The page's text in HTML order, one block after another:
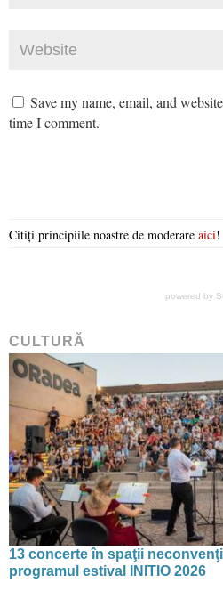
Save my name, email, and
time I comment.
Citiți principiile noastre de moderare aici!
powered by
CULTURĂ
13 concerte în spaţii
programul estival INITIO 2026